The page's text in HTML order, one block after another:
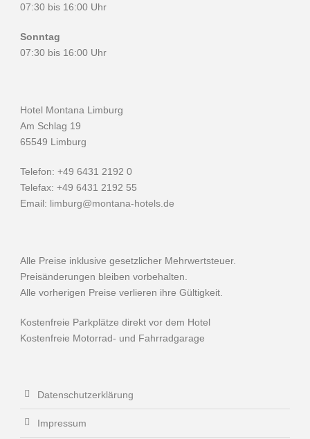
07:30 bis 16:00 Uhr
Sonntag
07:30 bis 16:00 Uhr
Hotel Montana Limburg
Am Schlag 19
65549 Limburg
Telefon: +49 6431 2192 0
Telefax: +49 6431 2192 55
Email: limburg@montana-hotels.de
Alle Preise inklusive gesetzlicher Mehrwertsteuer.
Preisänderungen bleiben vorbehalten.
Alle vorherigen Preise verlieren ihre Gültigkeit.
Kostenfreie Parkplätze direkt vor dem Hotel
Kostenfreie Motorrad- und Fahrradgarage
Datenschutzerklärung
Impressum